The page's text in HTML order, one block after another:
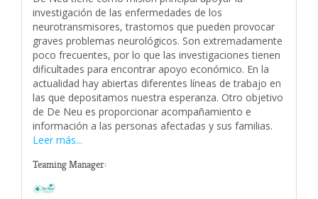
investigación de las enfermedades de los
neurotransmisores, trastornos que pueden provocar
graves problemas neurológicos. Son extremadamente
poco frecuentes, por lo que las investigaciones tienen
dificultades para encontrar apoyo económico. En la
actualidad hay abiertas diferentes líneas de trabajo en
las que depositamos nuestra esperanza. Otro objetivo
de De Neu es proporcionar acompañamiento e
información a las personas afectadas y sus familias.
Leer más...
Teaming Manager: